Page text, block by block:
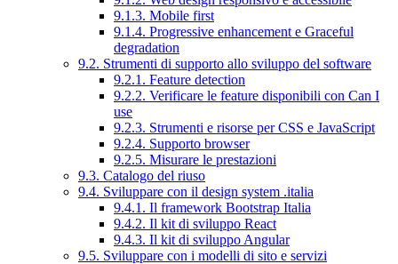
9.1.3. Mobile first
9.1.4. Progressive enhancement e Graceful
degradation
9.2. Strumenti di supporto allo sviluppo del software
9.2.1. Feature detection
9.2.2. Verificare le feature disponibili con Can I
use
9.2.3. Strumenti e risorse per CSS e JavaScript
9.2.4. Supporto browser
9.2.5. Misurare le prestazioni
9.3. Catalogo del riuso
9.4. Sviluppare con il design system .italia
9.4.1. Il framework Bootstrap Italia
9.4.2. Il kit di sviluppo React
9.4.3. Il kit di sviluppo Angular
9.5. Sviluppare con i modelli di sito e servizi